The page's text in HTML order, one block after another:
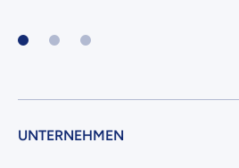
UNTERNEHMEN